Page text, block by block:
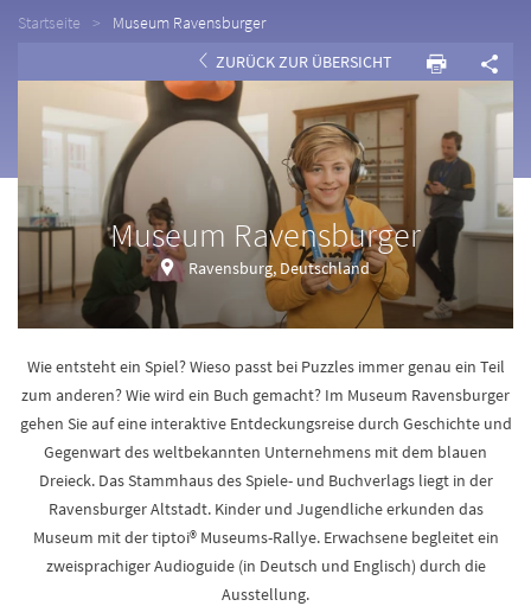
Startseite
Museum Ravensburger
ZURÜCK ZUR ÜBERSICHT
Museum Ravensburger
Ravensburg, Deutschland
Wie entsteht ein Spiel? Wieso passt bei Puzzles immer genau ein Teil
zum anderen? Wie wird ein Buch gemacht? Im Museum Ravensburger
gehen Sie auf eine interaktive Entdeckungsreise durch Geschichte und
Gegenwart des weltbekannten Unternehmens mit dem blauen
Dreieck. Das Stammhaus des Spiele- und Buchverlags liegt in der
Ravensburger Altstadt. Kinder und Jugendliche erkunden das
Museum mit der tiptoi® Museums-Rallye. Erwachsene begleitet ein
zweisprachiger Audioguide (in Deutsch und Englisch) durch die
Ausstellung.